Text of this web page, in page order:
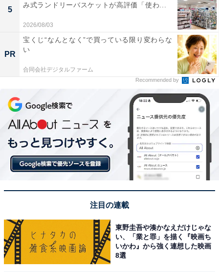
5
み式ランドリーバスケットが高評価「使わ...
2026/08/03
PR
宝くじ“なんとなく”で買っている限り変わらな
い
合同会社デジタルファーム
Recommended by
注目の連載
東野圭吾や湊かなえだけじゃな
い、「業と罪」を描く『映画ち
いかわ』から強く連想した映画
8選